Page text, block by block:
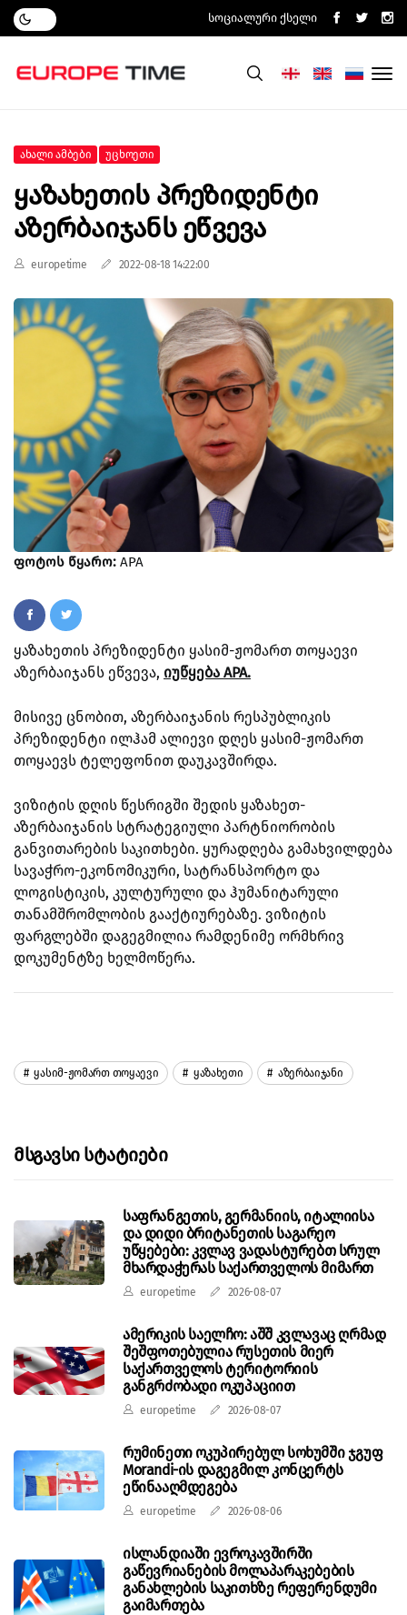
Სოციალური Ქსელი
Ახალი Ამბები Უცხოეთი
Ყაზახეთის Პრეზიდენტი
Აზერბაიჯანს Ეწვევა
europetime 2022-08-18 14:22:00
ფოტოს წყარო: APA
ყაზახეთის პრეზიდენტი ყასიმ-ჟომართ თოყაევი
აზერბაიჯანს ეწვევა, იუწყება APA.
მისივე ცნობით, აზერბაიჯანის რესპუბლიკის
პრეზიდენტი ილჰამ ალიევი დღეს ყასიმ-ჟომართ
თოყაევს ტელეფონით დაუკავშირდა.
ვიზიტის დღის წესრიგში შედის ყაზახეთ-
აზერბაიჯანის სტრატეგიული პარტნიორობის
განვითარების საკითხები. ყურადღება გამახვილდება
სავაჭრო-ეკონომიკური, სატრანსპორტო და
ლოგისტიკის, კულტურული და ჰუმანიტარული
თანამშრომლობის გააქტიურებაზე. ვიზიტის
ფარგლებში დაგეგმილია რამდენიმე ორმხრივ
დოკუმენტზე ხელმოწერა.
Ყასიმ-Ჟომართ Თოყაევი Ყაზახეთი Აზერბაიჯანი
Მსგავსი Სტატიები
საფრანგეთის, გერმანიის, იტალიისა
და დიდი ბრიტანეთის საგარეო
უწყებები: კვლავ ვადასტურებთ სრულ
მხარდაჭერას საქართველოს მიმართ
europetime 2026-08-07
ამერიკის საელჩო: აშშ კვლავაც ღრმად
შეშფოთებულია რუსეთის მიერ
საქართველოს ტერიტორიის
განგრძობადი ოკუპაციით
europetime 2026-08-07
რუმინეთი ოკუპირებულ სოხუმში ჯგუფ
Morandi-ის დაგეგმილ კონცერტს
ეწინააღმდეგება
europetime 2026-08-06
ისლანდიაში ევროკავშირში
გაწევრიანების მოლაპარაკებების
განახლების საკითხზე რეფერენდუმი
გაიმართება